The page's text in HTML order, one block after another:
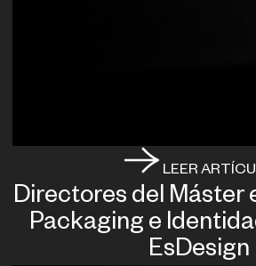
LEER
Directores del Máster
Packaging e
EsDesign